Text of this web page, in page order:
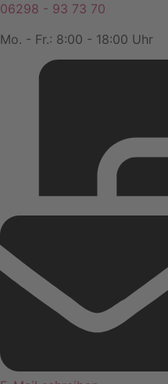
06298 - 93 73 70
Mo. - Fr.: 8:00 - 18:00 Uhr